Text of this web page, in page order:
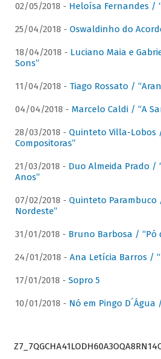
02/05/2018 - Heloísa Fernandes /
25/04/2018 - Oswaldinho do
18/04/2018 - Luciano Maia e
Sons”
11/04/2018 - Tiago Rossato /
04/04/2018 - Marcelo Caldi / “A
28/03/2018 - Quinteto Villa-Lobos
Compositoras”
21/03/2018 - Duo Almeida Prado /
Anos”
07/02/2018 - Quinteto Parambuco
Nordeste”
31/01/2018 - Bruno Barbosa / “Pó
24/01/2018 - Ana Letícia Barros /
17/01/2018 - Sopro 5
10/01/2018 - Nó em Pingo